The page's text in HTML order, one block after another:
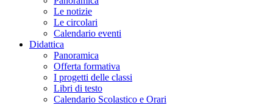
Le notizie
Le circolari
Calendario eventi
Didattica
Panoramica
Offerta formativa
I progetti delle classi
Libri di testo
Calendario Scolastico e Orari